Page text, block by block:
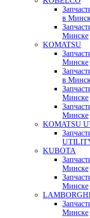
в
Минске
KOMATSU
Минске
в
Минске
Минске
KOMATSU
KUBOTA
Минске
Минске
Минске